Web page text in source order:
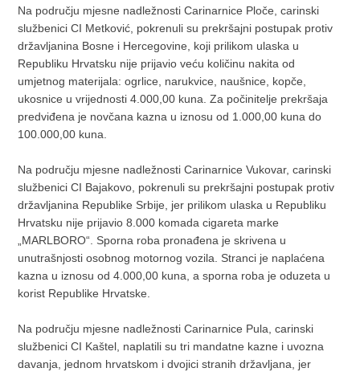
Na području mjesne nadležnosti Carinarnice Ploče, carinski
službenici CI Metković, pokrenuli su prekršajni postupak protiv
državljanina Bosne i Hercegovine, koji prilikom ulaska u
Republiku Hrvatsku nije prijavio veću količinu nakita od
umjetnog materijala: ogrlice, narukvice, naušnice, kopče,
ukosnice u vrijednosti 4.000,00 kuna. Za počinitelje prekršaja
predviđena je novčana kazna u iznosu od 1.000,00 kuna do
100.000,00 kuna.
Na području mjesne nadležnosti Carinarnice Vukovar, carinski
službenici CI Bajakovo, pokrenuli su prekršajni postupak protiv
državljanina Republike Srbije, jer prilikom ulaska u Republiku
Hrvatsku nije prijavio 8.000 komada cigareta marke
„MARLBORO“. Sporna roba pronađena je skrivena u
unutrašnjosti osobnog motornog vozila. Stranci je naplaćena
kazna u iznosu od 4.000,00 kuna, a sporna roba je oduzeta u
korist Republike Hrvatske.
Na području mjesne nadležnosti Carinarnice Pula, carinski
službenici CI Kaštel, naplatili su tri mandatne kazne i uvozna
davanja, jednom hrvatskom i dvojici stranih državljana, jer